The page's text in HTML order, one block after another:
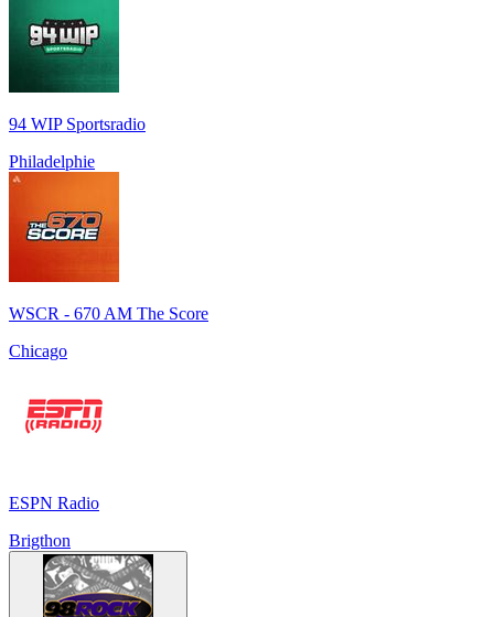
94 WIP Sportsradio
Philadelphie
WSCR - 670 AM The Score
Chicago
ESPN Radio
Brigthon